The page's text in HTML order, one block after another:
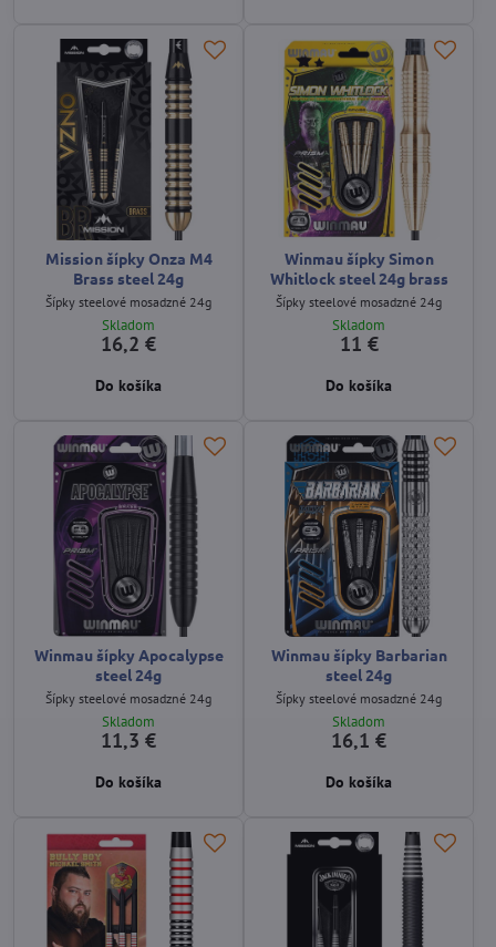
Mission šípky Onza M4
Brass steel 24g
Šípky steelové mosadzné 24g
Skladom
16,2 €
Do košíka
Winmau šípky Simon
Whitlock steel 24g brass
Šípky steelové mosadzné 24g
Skladom
11 €
Do košíka
Winmau šípky Apocalypse
steel 24g
Šípky steelové mosadzné 24g
Skladom
11,3 €
Do košíka
Winmau šípky Barbarian
steel 24g
Šípky steelové mosadzné 24g
Skladom
16,1 €
Do košíka